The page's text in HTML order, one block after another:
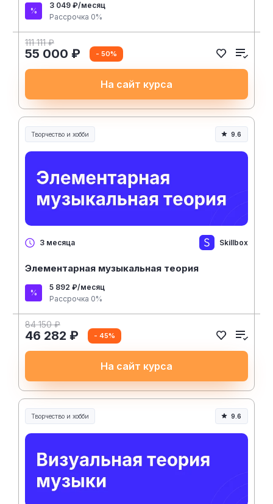
3 049 ₽/месяц
Рассрочка 0%
111 111 ₽
55 000 ₽ - 50%
На сайт курса
Творчество и хобби
Творчество, контент и хобби
9.6
3 месяца Skillbox
Элементарная музыкальная теория
5 892 ₽/месяц
Рассрочка 0%
84 150 ₽
46 282 ₽ - 45%
На сайт курса
Творчество и хобби
Творчество, контент и хобби
9.6